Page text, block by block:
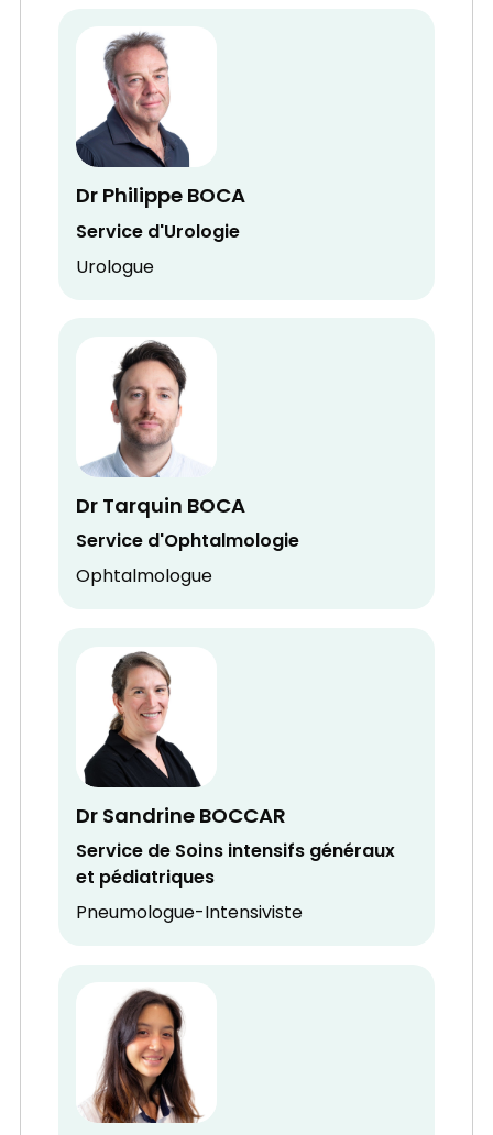
Dr Philippe BOCA
Service d'Urologie
Urologue
Dr Tarquin BOCA
Service d'Ophtalmologie
Ophtalmologue
Dr Sandrine BOCCAR
Service de Soins intensifs généraux
et pédiatriques
Pneumologue-Intensiviste